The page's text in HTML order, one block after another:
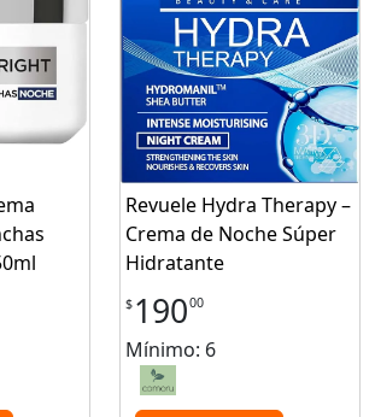
Revuele Hydra Therapy –
Crema de Noche Súper
Hidratante
$ 19000
Mínimo: 6